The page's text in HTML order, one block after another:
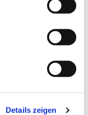
Details zeigen